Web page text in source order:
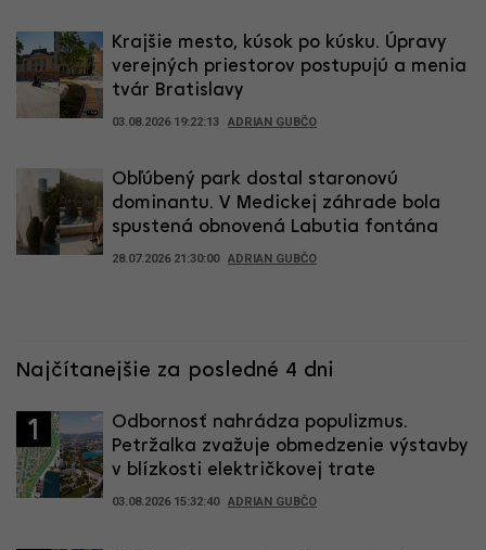
Krajšie mesto, kúsok po kúsku. Úpravy
verejných priestorov postupujú a menia
tvár Bratislavy
03.08.2026 19:22:13 ADRIAN GUBČO
Obľúbený park dostal staronovú
dominantu. V Medickej záhrade bola
spustená obnovená Labutia fontána
28.07.2026 21:30:00 ADRIAN GUBČO
Najčítanejšie za posledné 4 dni
1
Odbornosť nahrádza populizmus.
Petržalka zvažuje obmedzenie výstavby
v blízkosti električkovej trate
03.08.2026 15:32:40 ADRIAN GUBČO